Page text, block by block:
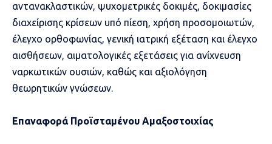
αντανακλαστικών, ψυχομετρικές δοκιμές, δοκιμασίες
διαχείρισης κρίσεων υπό πίεση, χρήση προσομοιωτών,
έλεγχο ορθοφωνίας, γενική ιατρική εξέταση και έλεγχο
αισθήσεων, αιματολογικές εξετάσεις για ανίχνευση
ναρκωτικών ουσιών, καθώς και αξιολόγηση
θεωρητικών γνώσεων.
Επαναφορά Προϊσταμένου Αμαξοστοιχίας